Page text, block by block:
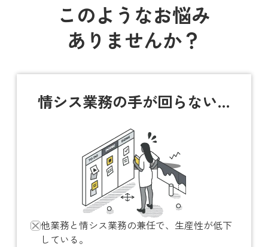
このようなお悩み
ありませんか？
情シス業務の手が回らない…
他業務と情シス業務の兼任で、生産性が低下
している。